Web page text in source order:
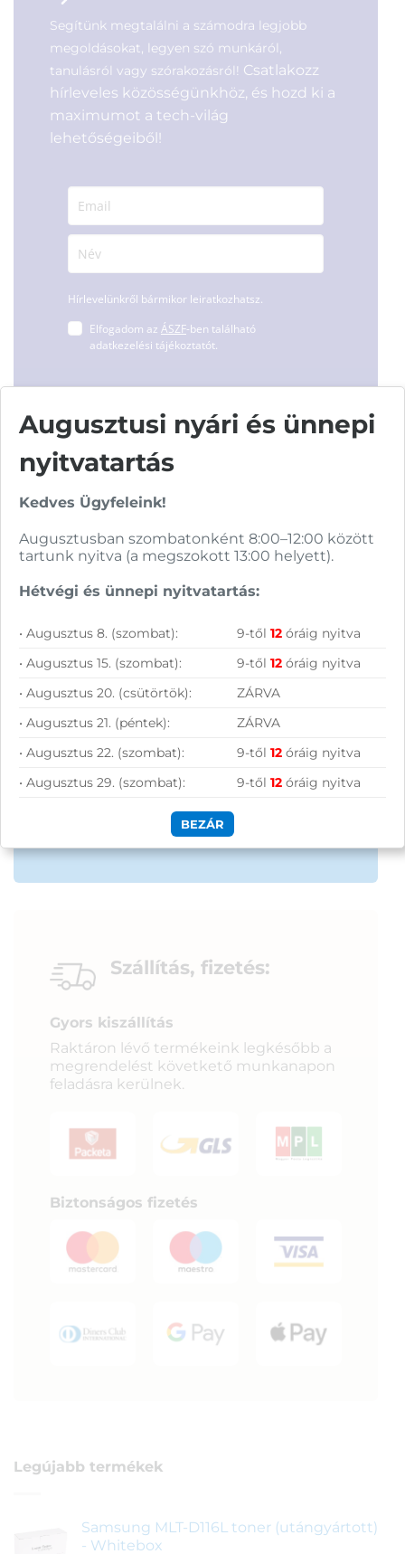
Segítünk megtalálni a számodra legjobb
megoldásokat, legyen szó munkáról,
tanulásról vagy szórakozásról! Csatlakozz
hírleveles közösségünkhöz, és hozd ki a
maximumot a tech-világ
lehetőségeiből!
Hírlevelünkről bármikor leiratkozhatsz.
Elfogadom az ÁSZF-ben található
adatkezelési tájékoztatót.
Vásárolj nálunk!
Nagy raktárkészlet
Garanciavállalás
Hűségprogram
Szolgáltatásaink vállalkozásoknak
Szállítás, fizetés:
Gyors kiszállítás
Raktáron lévő termékeink legkésőbb a
megrendelést követkető munkanapon
feladásra kerülnek.
Biztonságos fizetés
Legújabb termékek
Samsung MLT-D116L toner (utángyártott)
- Whitebox
Augusztusi nyári és ünnepi
nyitvatartás
Kedves Ügyfeleink!
Augusztusban szombatonként 8:00–12:00 között
tartunk nyitva (a megszokott 13:00 helyett).
Hétvégi és ünnepi nyitvatartás:
• Augusztus 8. (szombat): 9-től12 óráig nyitva
• Augusztus 15. (szombat):
9-től12 óráig nyitva
• Augusztus 20. (csütörtök):
ZÁRVA
• Augusztus 21. (péntek):
ZÁRVA
• Augusztus 22. (szombat):
9-től12 óráig nyitva
• Augusztus 29. (szombat):
9-től12 óráig nyitva
BEZÁR